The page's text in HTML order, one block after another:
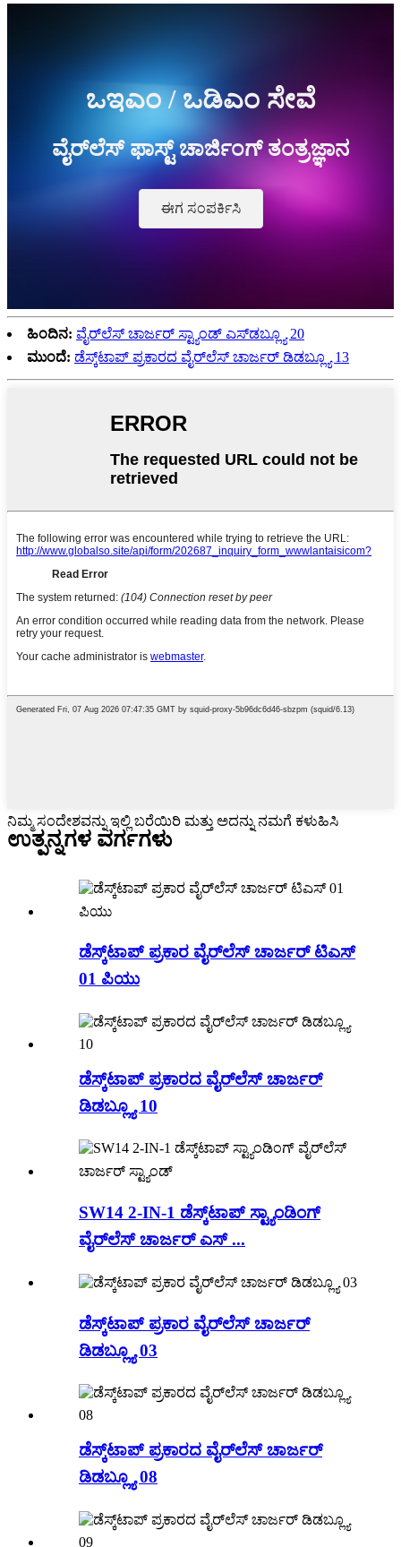
ಒಇಎಂ / ಒಡಿಎಂ ಸೇವೆ
ವೈರ್‌ಲೆಸ್ ಫಾಸ್ಟ್ ಚಾರ್ಜಿಂಗ್ ತಂತ್ರಜ್ಞಾನ
ಈಗ ಸಂಪರ್ಕಿಸಿ
ಹಿಂದಿನ: ವೈರ್‌ಲೆಸ್ ಚಾರ್ಜರ್ ಸ್ಟ್ಯಾಂಡ್ ಎಸ್‌ಡಬ್ಲ್ಯೂ 20
ಮುಂದೆ: ಡೆಸ್ಕ್‌ಟಾಪ್ ಪ್ರಕಾರದ ವೈರ್‌ಲೆಸ್ ಚಾರ್ಜರ್ ಡಿಡಬ್ಲ್ಯೂ 13
ನಿಮ್ಮ ಸಂದೇಶವನ್ನು ಇಲ್ಲಿ ಬರೆಯಿರಿ ಮತ್ತು ಅದನ್ನು ನಮಗೆ ಕಳುಹಿಸಿ
ಉತ್ಪನ್ನಗಳ ವರ್ಗಗಳು
ಡೆಸ್ಕ್‌ಟಾಪ್ ಪ್ರಕಾರ ವೈರ್‌ಲೆಸ್ ಚಾರ್ಜರ್ ಟಿಎಸ್
01 ಪಿಯು
ಡೆಸ್ಕ್‌ಟಾಪ್ ಪ್ರಕಾರದ ವೈರ್‌ಲೆಸ್ ಚಾರ್ಜರ್
ಡಿಡಬ್ಲ್ಯೂ 10
SW14 2-IN-1 ಡೆಸ್ಕ್‌ಟಾಪ್ ಸ್ಟ್ಯಾಂಡಿಂಗ್
ವೈರ್‌ಲೆಸ್ ಚಾರ್ಜರ್ ಎಸ್ ...
ಡೆಸ್ಕ್‌ಟಾಪ್ ಪ್ರಕಾರ ವೈರ್‌ಲೆಸ್ ಚಾರ್ಜರ್
ಡಿಡಬ್ಲ್ಯೂ 03
ಡೆಸ್ಕ್‌ಟಾಪ್ ಪ್ರಕಾರದ ವೈರ್‌ಲೆಸ್ ಚಾರ್ಜರ್
ಡಿಡಬ್ಲ್ಯೂ 08